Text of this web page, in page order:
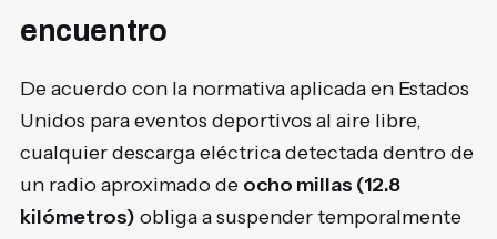
encuentro
De acuerdo con la normativa aplicada en Estados
Unidos para eventos deportivos al aire libre,
cualquier descarga eléctrica detectada dentro de
un radio aproximado de ocho millas (12.8
kilómetros) obliga a suspender temporalmente